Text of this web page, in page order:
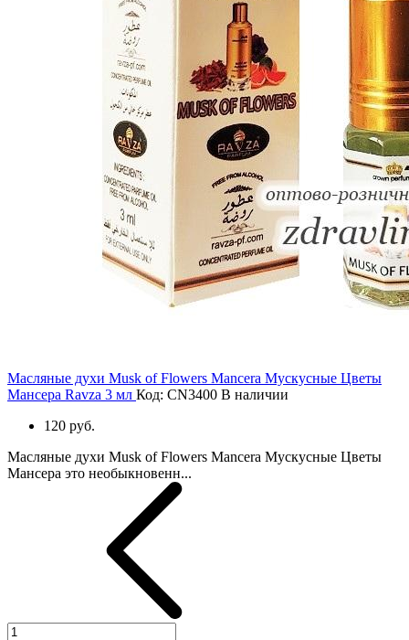
Масляные духи Musk of Flowers Mancera Мускусные Цветы
Мансера Ravza 3 мл Код: CN3400 В наличии
120 руб.
Масляные духи Musk of Flowers Mancera Мускусные Цветы
Мансера это необыкновенн...